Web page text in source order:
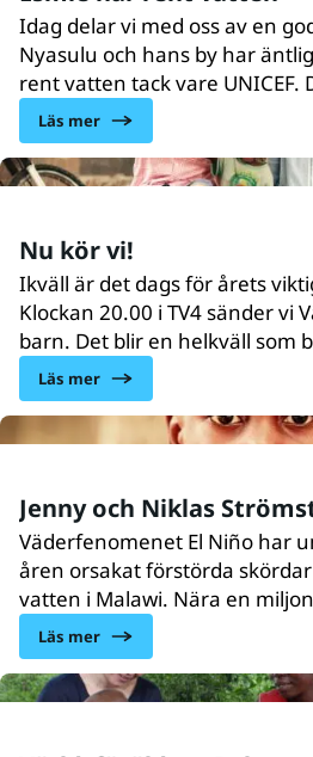
Idag delar vi med oss av en
Nyasulu och hans by har
rent vatten tack vare UNICEF.
nu har mer tid att fokusera på
Läs mer
Nu kör vi!
Ikväll är det dags för årets
Klockan 20.00 i TV4 sänder vi
barn. Det blir en helkväll som
storslagen underhållning.
Läs mer
Jenny och Niklas
Väderfenomenet El Niño har
åren orsakat förstörda
vatten i Malawi. Nära en
drabbas av undernäring i
Strömstedt med sin make
till Malawi och träffade
Läs mer